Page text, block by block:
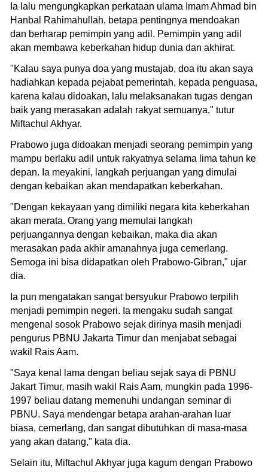
Ia lalu mengungkapkan perkataan ulama Imam Ahmad bin
Hanbal Rahimahullah, betapa pentingnya mendoakan
dan berharap pemimpin yang adil. Pemimpin yang adil
akan membawa keberkahan hidup dunia dan akhirat.
"Kalau saya punya doa yang mustajab, doa itu akan saya
hadiahkan kepada pejabat pemerintah, kepada penguasa,
karena kalau didoakan, lalu melaksanakan tugas dengan
baik yang merasakan adalah rakyat semuanya," tutur
Miftachul Akhyar.
Prabowo juga didoakan menjadi seorang pemimpin yang
mampu berlaku adil untuk rakyatnya selama lima tahun ke
depan. Ia meyakini, langkah perjuangan yang dimulai
dengan kebaikan akan mendapatkan keberkahan.
"Dengan kekayaan yang dimiliki negara kita keberkahan
akan merata. Orang yang memulai langkah
perjuangannya dengan kebaikan, maka dia akan
merasakan pada akhir amanahnya juga cemerlang.
Semoga ini bisa didapatkan oleh Prabowo-Gibran," ujar
dia.
Ia pun mengatakan sangat bersyukur Prabowo terpilih
menjadi pemimpin negeri. Ia mengaku sudah sangat
mengenal sosok Prabowo sejak dirinya masih menjadi
pengurus PBNU Jakarta Timur dan menjabat sebagai
wakil Rais Aam.
"Saya kenal lama dengan beliau sejak saya di PBNU
Jakart Timur, masih wakil Rais Aam, mungkin pada 1996-
1997 beliau datang memenuhi undangan seminar di
PBNU. Saya mendengar betapa arahan-arahan luar
biasa, cemerlang, dan sangat dibutuhkan di masa-masa
yang akan datang," kata dia.
Selain itu, Miftachul Akhyar juga kagum dengan Prabowo